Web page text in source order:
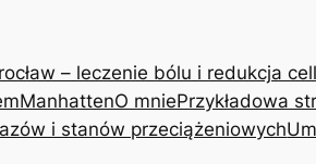
– leczenie bólu i redukcja
ManhattenO mniePrzykładowa
i stanów przeciążeniowych